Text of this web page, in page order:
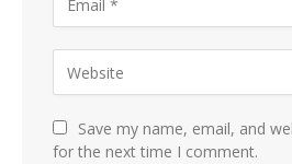
Save my name, email, and
for the next time I comment.